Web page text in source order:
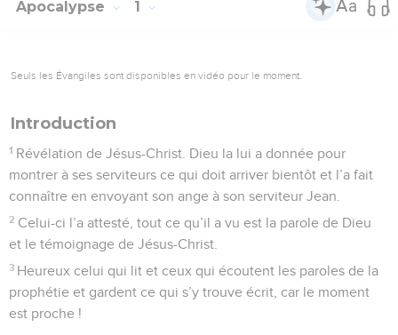
Apocalypse 1
Seuls les Évangiles sont disponibles en vidéo pour le moment.
Introduction
1 Révélation de Jésus-Christ. Dieu la lui a donnée pour
montrer à ses serviteurs ce qui doit arriver bientôt et l’a fait
connaître en envoyant son ange à son serviteur Jean.
2 Celui-ci l’a attesté, tout ce qu’il a vu est la parole de Dieu
et le témoignage de Jésus-Christ.
3 Heureux celui qui lit et ceux qui écoutent les paroles de la
prophétie et gardent ce qui s’y trouve écrit, car le moment
est proche !